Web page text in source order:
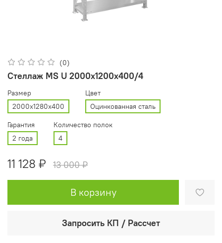
(0)
Стеллаж MS U 2000x1200x400/4
Размер
2000x1280x400
Цвет
Оцинкованная сталь
Гарантия
2 года
Количество полок
4
11 128 ₽ 13 000 ₽
В корзину
Запросить КП / Рассчет